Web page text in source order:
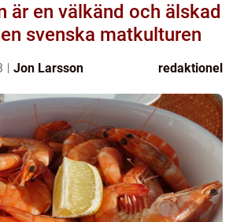
är en välkänd och älskad
svenska matkulturen
Jon Larsson redaktionel